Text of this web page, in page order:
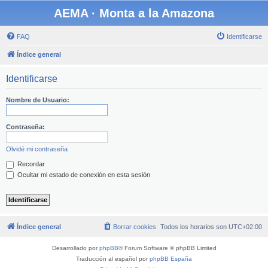
AEMA · Monta a la Amazona
FAQ Identificarse
Índice general
Identificarse
Nombre de Usuario:
Contraseña:
Olvidé mi contraseña
Recordar
Ocultar mi estado de conexión en esta sesión
Índice general Todos los horarios son UTC+02:00
Borrar cookies
Desarrollado porphpBB® Forum Software © phpBB Limited
Traducción al español porphpBB España